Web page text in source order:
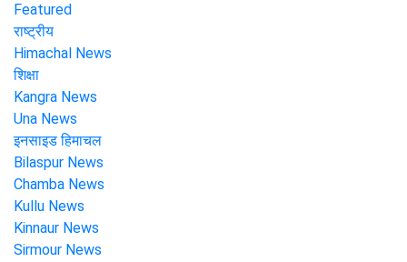
Featured
राष्ट्रीय
Himachal News
शिक्षा
Kangra News
Una News
इनसाइड हिमाचल
Bilaspur News
Chamba News
Kullu News
Kinnaur News
Sirmour News